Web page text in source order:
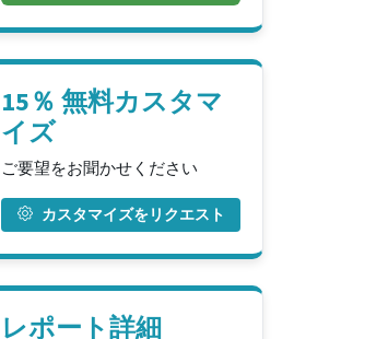
15％ 無料カスタマ
イズ
ご要望をお聞かせください
カスタマイズをリクエスト
レポート詳細